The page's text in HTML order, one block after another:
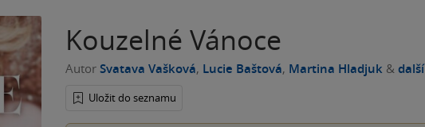
Kouzelné Vánoce
Autor Svatava Vašková, Lucie Baštová, Martina Hladjuk & další
Uložit do seznamu